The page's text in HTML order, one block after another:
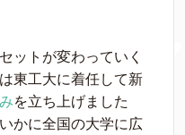
ットが変わっていく
東工大に着任して新
を立ち上げました
かに全国の大学に広